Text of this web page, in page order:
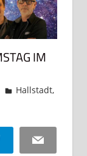
IM
Hallstadt,
Telegram Email